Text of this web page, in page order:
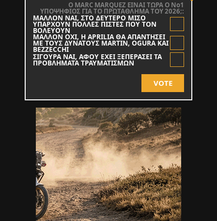
O MARC MARQUEZ ΕΙΝΑΙ ΤΩΡΑ Ο Νο1
ΥΠΟΨΗΦΙΟΣ ΓΙΑ ΤΟ ΠΡΩΤΑΘΛΗΜΑ ΤΟΥ 2026;:
ΜΑΛΛΟΝ ΝΑΙ, ΣΤΟ ΔΕΥΤΕΡΟ ΜΙΣΟ
ΥΠΑΡΧΟΥΝ ΠΟΛΛΕΣ ΠΙΣΤΕΣ ΠΟΥ ΤΟΝ
ΒΟΛΕΥΟΥΝ
ΜΑΛΛΟΝ ΟΧΙ, Η APRILIA ΘΑ ΑΠΑΝΤΗΣΕΙ
ΜΕ ΤΟΥΣ ΔΥΝΑΤΟΥΣ MARTIN, OGURA KAI
BEZZECCHI
ΣΙΓΟΥΡΑ ΝΑΙ, ΑΦΟΥ ΕΧΕΙ ΞΕΠΕΡΑΣΕΙ ΤΑ
ΠΡΟΒΛΗΜΑΤΑ ΤΡΑΥΜΑΤΙΣΜΩΝ
VOTE